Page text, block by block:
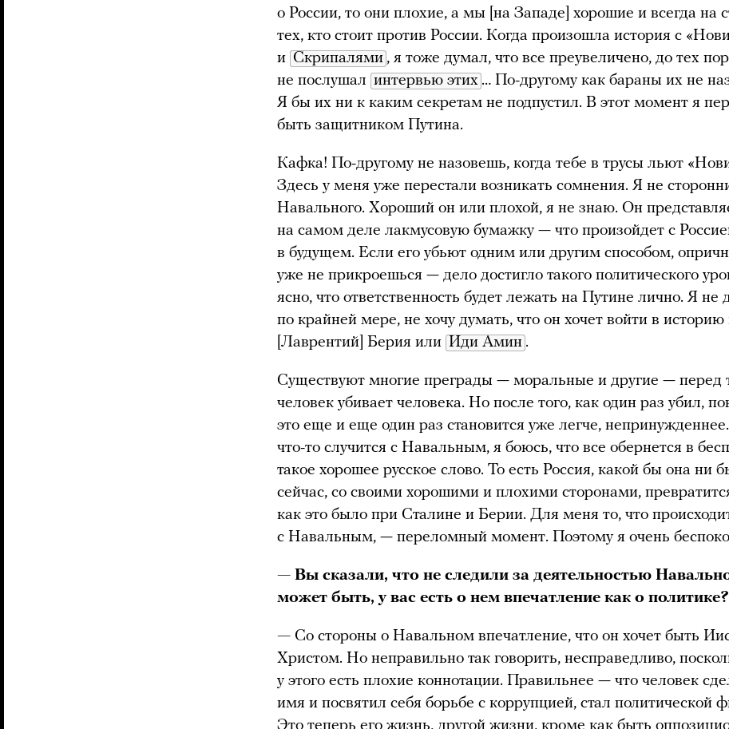
о России, то они плохие, а мы [на Западе] хорошие и всегда на
тех, кто стоит против России. Когда произошла история с
и Скрипалями , я тоже думал, что все преувеличено, до тех
не послушал интервью этих … По-другому как бараны их не
Я бы их ни к каким секретам не подпустил. В этот момент я
быть защитником Путина.
Кафка! По-другому не назовешь, когда тебе в трусы льют
Здесь у меня уже перестали возникать сомнения. Я не
Навального. Хороший он или плохой, я не знаю. Он
на самом деле лакмусовую бумажку — что произойдет с
в будущем. Если его убьют одним или другим способом,
уже не прикроешься — дело достигло такого политического
ясно, что ответственность будет лежать на Путине лично. Я не
по крайней мере, не хочу думать, что он хочет войти в историю
[Лаврентий] Берия или Иди Амин .
Существуют многие преграды — моральные и другие — перед
человек убивает человека. Но после того, как один раз убил,
это еще и еще один раз становится уже легче,
что-то случится с Навальным, я боюсь, что все обернется в
такое хорошее русское слово. То есть Россия, какой бы она ни
сейчас, со своими хорошими и плохими сторонами,
как это было при Сталине и Берии. Для меня то, что
с Навальным, — переломный момент. Поэтому я очень
— Вы сказали, что не следили за деятельностью
может быть, у вас есть о нем впечатление как о политике?
— Со стороны о Навальном впечатление, что он хочет быть
Христом. Но неправильно так говорить, несправедливо,
у этого есть плохие коннотации. Правильнее — что человек
имя и посвятил себя борьбе с коррупцией, стал политической
Это теперь его жизнь, другой жизни, кроме как быть